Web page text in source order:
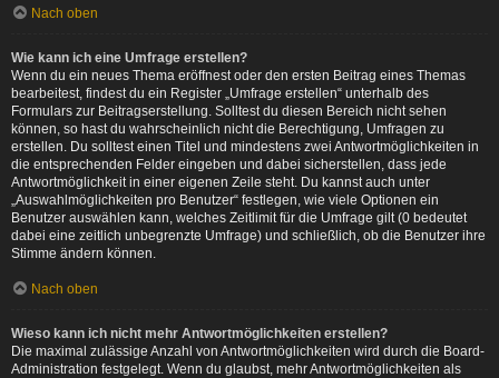
Nach oben
Wie kann ich eine Umfrage erstellen?
Wenn du ein neues Thema eröffnest oder den ersten Beitrag eines Themas
bearbeitest, findest du ein Register „Umfrage erstellen“ unterhalb des
Formulars zur Beitragserstellung. Solltest du diesen Bereich nicht sehen
können, so hast du wahrscheinlich nicht die Berechtigung, Umfragen zu
erstellen. Du solltest einen Titel und mindestens zwei Antwortmöglichkeiten in
die entsprechenden Felder eingeben und dabei sicherstellen, dass jede
Antwortmöglichkeit in einer eigenen Zeile steht. Du kannst auch unter
„Auswahlmöglichkeiten pro Benutzer“ festlegen, wie viele Optionen ein
Benutzer auswählen kann, welches Zeitlimit für die Umfrage gilt (0 bedeutet
dabei eine zeitlich unbegrenzte Umfrage) und schließlich, ob die Benutzer ihre
Stimme ändern können.
Nach oben
Wieso kann ich nicht mehr Antwortmöglichkeiten erstellen?
Die maximal zulässige Anzahl von Antwortmöglichkeiten wird durch die Board-
Administration festgelegt. Wenn du glaubst, mehr Antwortmöglichkeiten als